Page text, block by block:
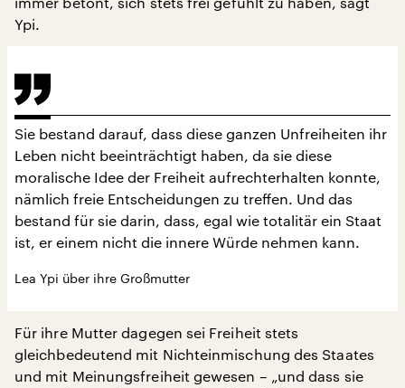
Ypi.
Sie bestand darauf, dass diese ganzen Unfreiheiten ihr
Leben nicht beeinträchtigt haben, da sie diese
moralische Idee der Freiheit aufrechterhalten konnte,
nämlich freie Entscheidungen zu treffen. Und das
bestand für sie darin, dass, egal wie totalitär ein Staat
ist, er einem nicht die innere Würde nehmen kann.
Lea Ypi über ihre Großmutter
Für ihre Mutter dagegen sei Freiheit stets
gleichbedeutend mit Nichteinmischung des Staates
und mit Meinungsfreiheit gewesen – „und dass sie